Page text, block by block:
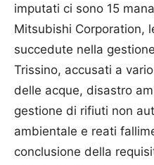
imputati ci sono 15
Mitsubishi Corporation,
succedute nella
Trissino, accusati a
delle acque, disastro
gestione di rifiuti non
ambientale e reati
conclusione della